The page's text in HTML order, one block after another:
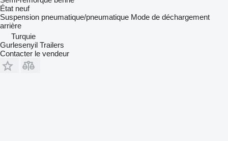
État neuf
Suspension pneumatique/pneumatique Mode de déchargement
arrière
Turquie
Gurlesenyil Trailers
Contacter le vendeur